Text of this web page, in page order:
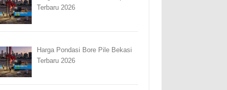
Terbaru 2026
Harga Pondasi Bore Pile Bekasi
Terbaru 2026